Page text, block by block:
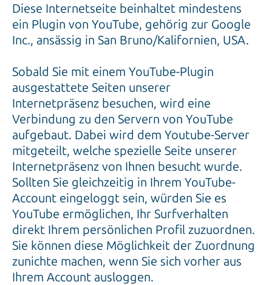
Diese Internetseite beinhaltet mindestens
ein Plugin von YouTube, gehörig zur Google
Inc., ansässig in San Bruno/Kalifornien, USA.
Sobald Sie mit einem YouTube-Plugin
ausgestattete Seiten unserer
Internetpräsenz besuchen, wird eine
Verbindung zu den Servern von YouTube
aufgebaut. Dabei wird dem Youtube-Server
mitgeteilt, welche spezielle Seite unserer
Internetpräsenz von Ihnen besucht wurde.
Sollten Sie gleichzeitig in Ihrem YouTube-
Account eingeloggt sein, würden Sie es
YouTube ermöglichen, Ihr Surfverhalten
direkt Ihrem persönlichen Profil zuzuordnen.
Sie können diese Möglichkeit der Zuordnung
zunichte machen, wenn Sie sich vorher aus
Ihrem Account ausloggen.